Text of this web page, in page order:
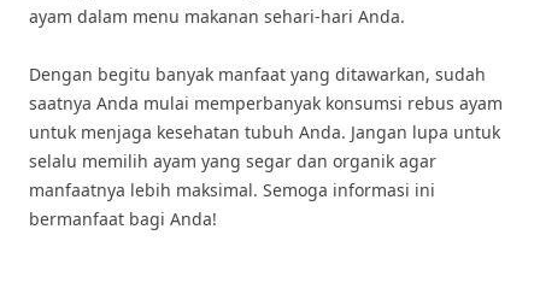
ayam dalam menu makanan sehari-hari Anda.
Dengan begitu banyak manfaat yang ditawarkan, sudah
saatnya Anda mulai memperbanyak konsumsi rebus ayam
untuk menjaga kesehatan tubuh Anda. Jangan lupa untuk
selalu memilih ayam yang segar dan organik agar
manfaatnya lebih maksimal. Semoga informasi ini
bermanfaat bagi Anda!